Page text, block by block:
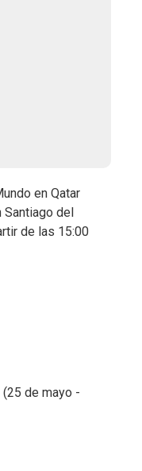
en Qatar
del
de las 15:00
(25 de mayo -